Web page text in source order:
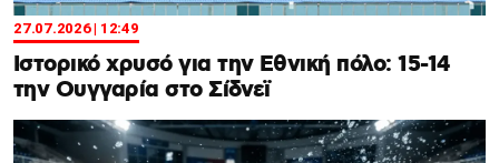
27.07.2026 | 12:49
Ιστορικό χρυσό για την Εθνική πόλο: 15-14
την Ουγγαρία στο Σίδνεϊ